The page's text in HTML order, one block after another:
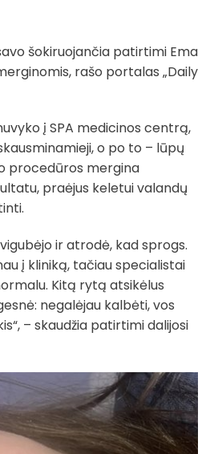
šokiruojančia patirtimi Ema
rašo portalas „Daily
į SPA medicinos centrą,
o po to – lūpų
procedūros mergina
praėjus keletui valandų
ir atrodė, kad sprogs.
į kliniką, tačiau specialistai
Kitą rytą atsikėlus
negalėjau kalbėti, vos
– skaudžia patirtimi dalijosi